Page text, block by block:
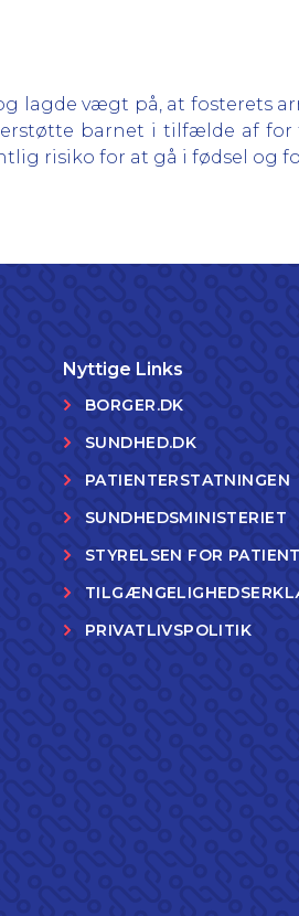
lagde vægt på, at fosterets
barnet i tilfælde af for
risiko for at gå i fødsel og
Nyttige Links
BORGER.DK
SUNDHED.DK
PATIENTERSTATNINGEN
SUNDHEDSMINISTERIET
STYRELSEN FOR
PRIVATLIVSPOLITIK